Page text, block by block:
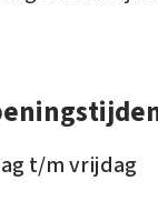
t/m vrijdag